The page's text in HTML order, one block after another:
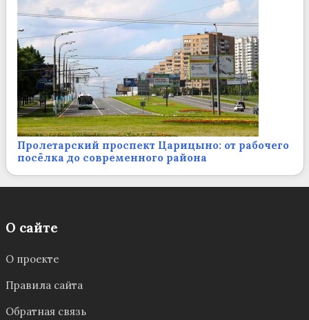
Пролетарский проспект Царицыно: от рабочего
посёлка до современного района
О сайте
О проекте
Правила сайта
Обратная связь